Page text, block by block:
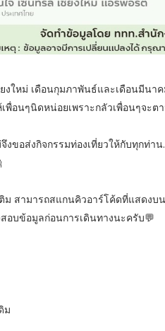
งใหม่ เดือนกุมภาพันธ์และเดือนมีน
พื่อนๆนิดหน่อยเพราะกลัวเพื่อนๆจะต
ส่งกิจกรรมท่องเที่ยวให้กับทุกท่าน…
ามารถสแกนคิวอาร์โค้ดที่แสดงบน
อบข้อมูลก่อนการเดินทางนะครับ💬
ม